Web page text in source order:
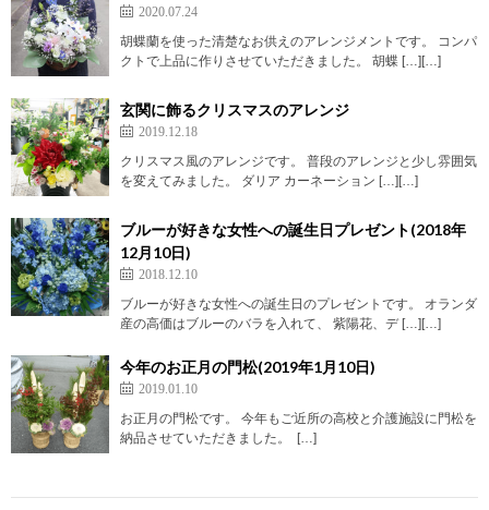
2020.07.24
胡蝶蘭を使った清楚なお供えのアレンジメントです。 コンパ
クトで上品に作りさせていただきました。 胡蝶 […][…]
玄関に飾るクリスマスのアレンジ
2019.12.18
クリスマス風のアレンジです。 普段のアレンジと少し雰囲気
を変えてみました。 ダリア カーネーション […][…]
ブルーが好きな女性への誕生日プレゼント(2018年
12月10日)
2018.12.10
ブルーが好きな女性への誕生日のプレゼントです。 オランダ
産の高価はブルーのバラを入れて、 紫陽花、デ […][…]
今年のお正月の門松(2019年1月10日)
2019.01.10
お正月の門松です。 今年もご近所の高校と介護施設に門松を
納品させていただきました。 […]